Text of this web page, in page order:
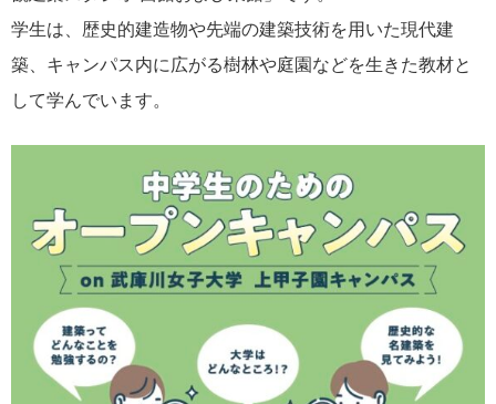
学生は、歴史的建造物や先端の建築技術を用いた現代建
築、キャンパス内に広がる樹林や庭園などを生きた教材と
して学んでいます。